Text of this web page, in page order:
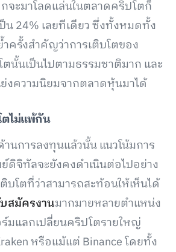
จะมาโลดแล่นในตลาดคริปโตก็
น 24% เลยทีเดียว ซึ่งทั้งหมดทั้ง
ครั้งสำคัญว่าการเติบโตของ
นั้นเป็นไปตามธรรมชาติมาก และ
งความนิยมจากตลาดหุ้นมาได้
ตไม่แพ้กัน
นการลงทุนแล้วนั้น แนวโน้มการ
ดิจิทัลจะยังคงดำเนินต่อไปอย่าง
บโตที่ว่าสามารถสะท้อนให้เห็นได้
สมัครงานมากมายหลายตำแหน่ง
มแลกเปลี่ยนคริปโตรายใหญ่
หรือแม้แต่ Binance โดยทั้ง